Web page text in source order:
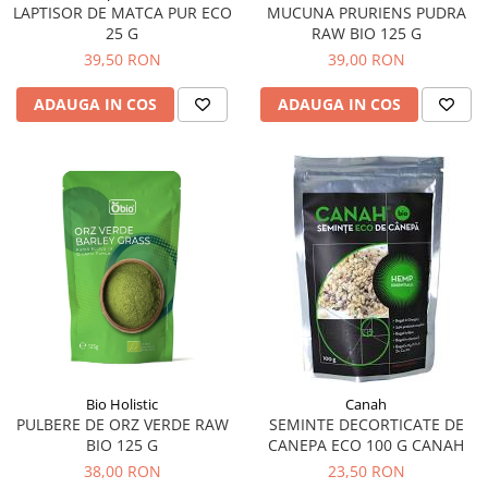
Sistemul circulator
Sistemul digestiv
Sistemul muscular
Sistemul nervos
Sistemul respirator
Spasme digestive
Splina si pancreas
Stabilizare psiho-emoțională
Stres oxidativ
Surmenaj școlar
Tensiunea arteriala
LAPTISOR DE MATCA PUR ECO
25 G
39,50 RON
ADAUGA IN COS
MUCUNA PRURIENS PUDRA
RAW BIO 125 G
39,00 RON
ADAUGA IN COS
Bio Holistic
PULBERE DE ORZ VERDE RAW
BIO 125 G
38,00 RON
Canah
SEMINTE DECORTICATE DE
CANEPA ECO 100 G CANAH
23,50 RON